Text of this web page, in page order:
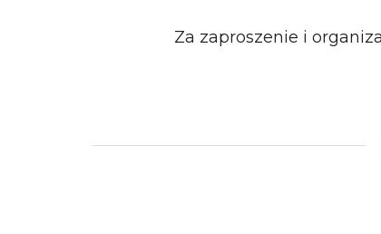
Za zaproszenie i